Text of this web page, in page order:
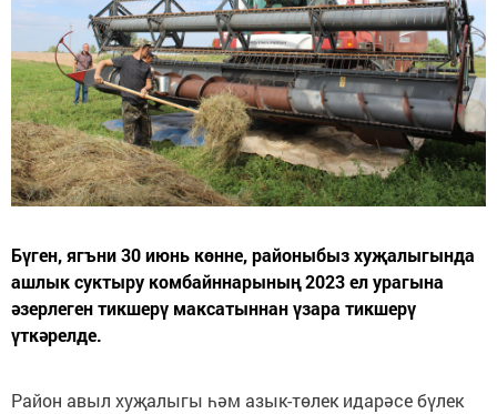
Бүген, ягъни 30 июнь көнне, районыбыз хуҗалыгында
ашлык суктыру комбайннарының 2023 ел урагына
әзерлеген тикшерү максатыннан үзара тикшерү
үткәрелде.
Район авыл хуҗалыгы һәм азык-төлек идарәсе бүлек